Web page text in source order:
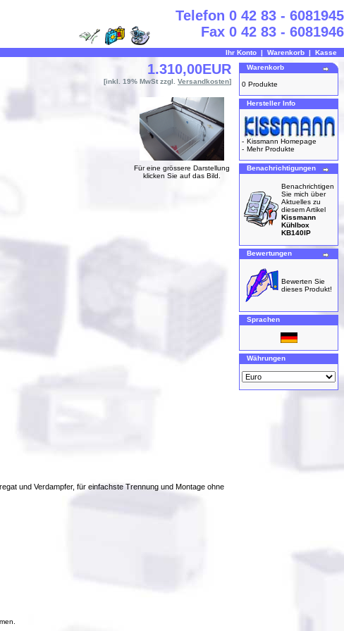
Telefon 0 42 83 - 6081945
Fax 0 42 83 - 6081946
Ihr Konto | Warenkorb | Kasse
1.310,00EUR
[inkl. 19% MwSt zzgl. Versandkosten]
Für eine grössere Darstellung
klicken Sie auf das Bild.
und Verdampfer, für einfachste Trennung und Montage ohne
Warenkorb
0 Produkte
Hersteller Info
- Kissmann Homepage
- Mehr Produkte
Benachrichtigungen
Benachrichtigen
Sie mich über
Aktuelles zu
diesem Artikel
Kissmann
Kühlbox
KB140IP
Bewertungen
Bewerten Sie
dieses Produkt!
Sprachen
Währungen